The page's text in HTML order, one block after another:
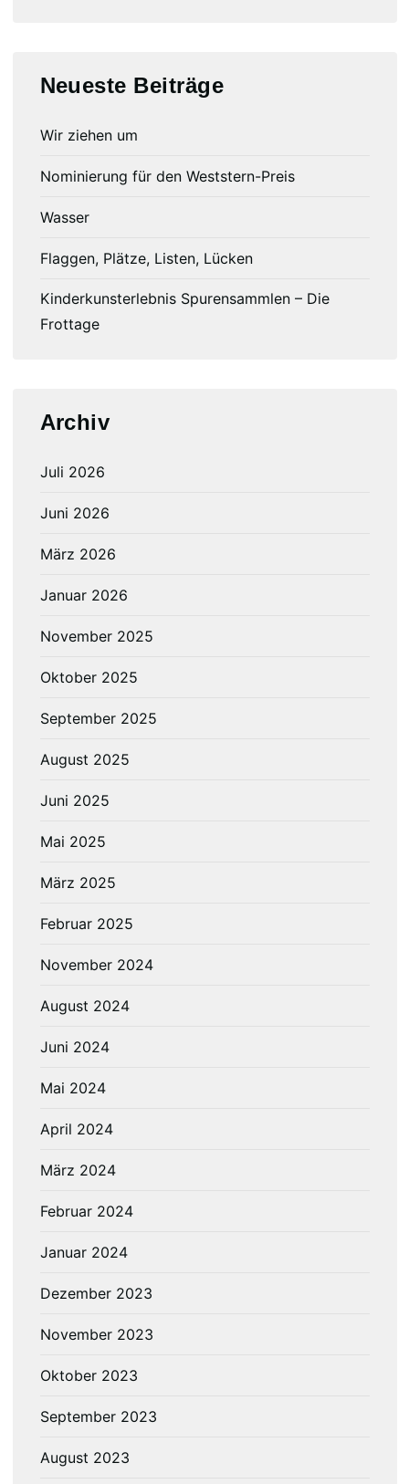
Neueste Beiträge
Wir ziehen um
Nominierung für den Weststern-Preis
Wasser
Flaggen, Plätze, Listen, Lücken
Kinderkunsterlebnis Spurensammlen – Die
Frottage
Archiv
Juli 2026
Juni 2026
März 2026
Januar 2026
November 2025
Oktober 2025
September 2025
August 2025
Juni 2025
Mai 2025
März 2025
Februar 2025
November 2024
August 2024
Juni 2024
Mai 2024
April 2024
März 2024
Februar 2024
Januar 2024
Dezember 2023
November 2023
Oktober 2023
September 2023
August 2023